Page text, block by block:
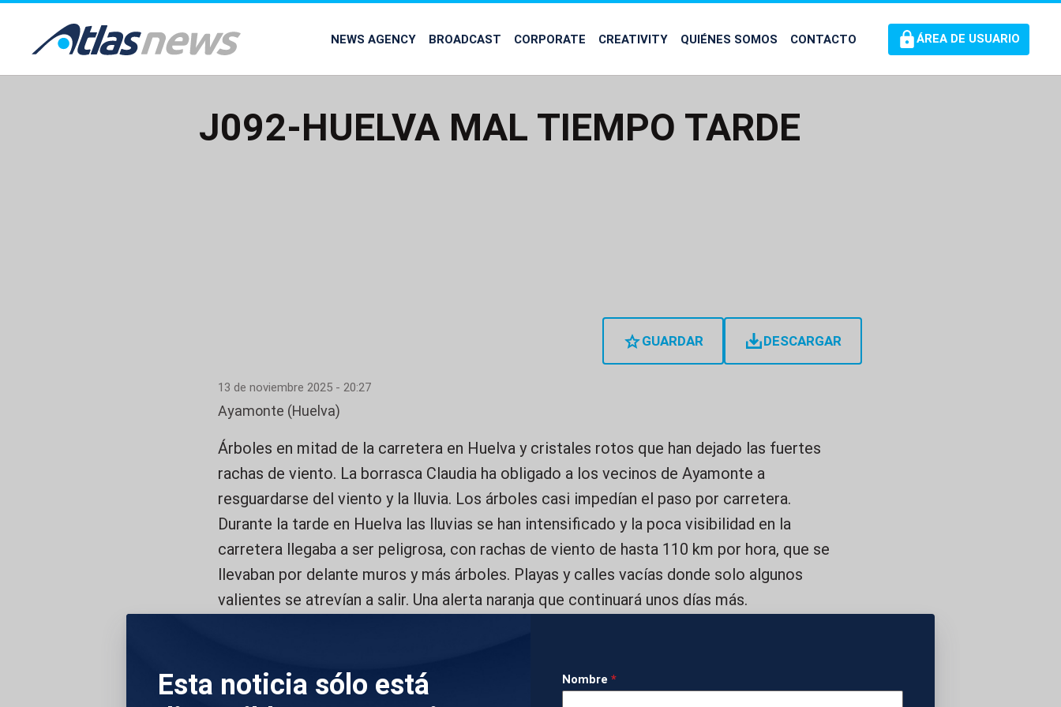
common.go-to-content
NEWS AGENCY BROADCAST CORPORATE CREATIVITY QUIÉNES SOMOS CONTACTO ÁREA DE USUARIO
J092-HUELVA MAL TIEMPO TARDE
GUARDAR DESCARGAR
Esta noticia sólo está
Nombre *
13 de noviembre 2025 - 20:27
Ayamonte (Huelva)
Árboles en mitad de la carretera en Huelva y cristales rotos que han dejado las fuertes
rachas de viento. La borrasca Claudia ha obligado a los vecinos de Ayamonte a
resguardarse del viento y la lluvia. Los árboles casi impedían el paso por carretera.
Durante la tarde en Huelva las lluvias se han intensificado y la poca visibilidad en la
carretera llegaba a ser peligrosa, con rachas de viento de hasta 110 km por hora, que se
llevaban por delante muros y más árboles. Playas y calles vacías donde solo algunos
valientes se atrevían a salir. Una alerta naranja que continuará unos días más.
1. RECURSOS DEL DERRUMBE DEL TECHO EXTERIOR DE UN EDIFICIO Y DE CRISTALES